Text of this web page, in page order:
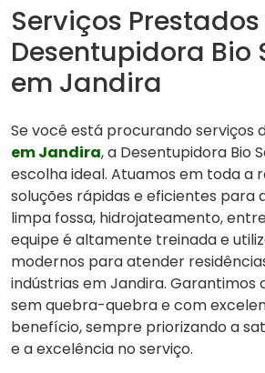
Serviços
Desentupidora Bio
em Jandira
Se você está procurando serviços
em Jandira, a Desentupidora Bio
escolha ideal. Atuamos em toda a
soluções rápidas e eficientes para
limpa fossa, hidrojateamento,
equipe é altamente treinada e
modernos para atender
indústrias em Jandira. Garantimos
sem quebra-quebra e com
benefício, sempre priorizando a
e a excelência no serviço.